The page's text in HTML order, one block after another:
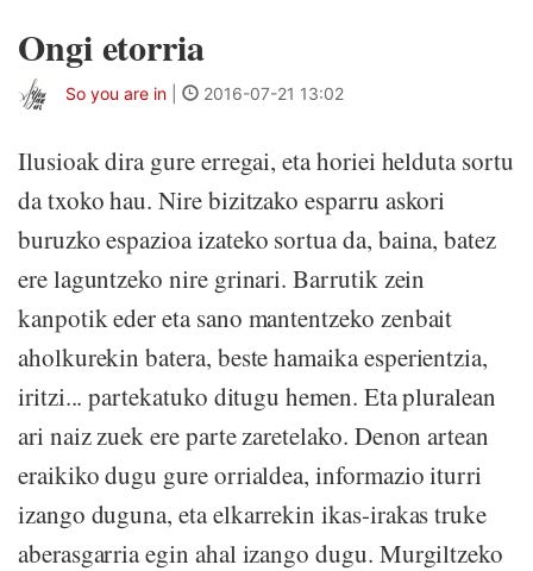
Ongi etorria
So you are in 2016-07-21 13:02
Ilusioak dira gure erregai, eta horiei helduta sortu
da txoko hau. Nire bizitzako esparru askori
buruzko espazioa izateko sortua da, baina, batez
ere laguntzeko nire grinari. Barrutik zein
kanpotik eder eta sano mantentzeko zenbait
aholkurekin batera, beste hamaika esperientzia,
iritzi... partekatuko ditugu hemen. Eta pluralean
ari naiz zuek ere parte zaretelako. Denon artean
eraikiko dugu gure orrialdea, informazio iturri
izango duguna, eta elkarrekin ikas-irakas truke
aberasgarria egin ahal izango dugu. Murgiltzeko